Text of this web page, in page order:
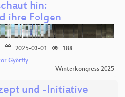
hin:
ihre Folgen
2025-03-01
188
Györffy
Winterkongress 2025
und -Initiative